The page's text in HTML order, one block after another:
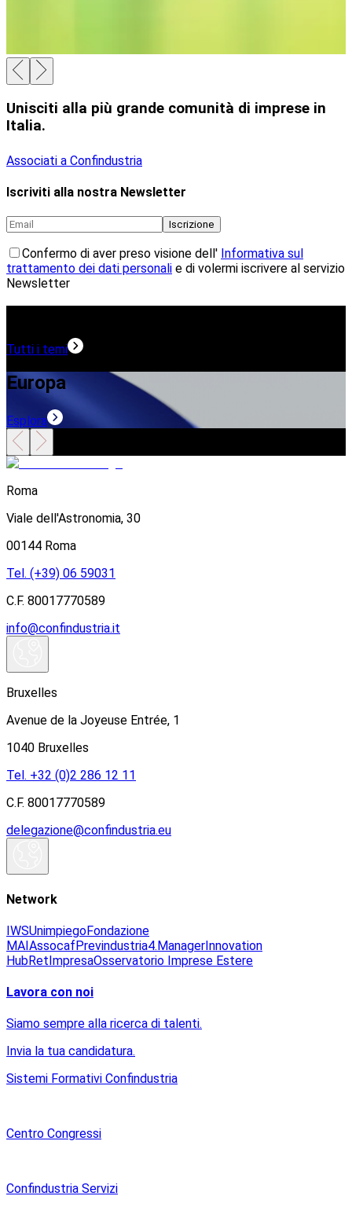
Unisciti alla più grande comunità di imprese in
Italia.
Associati a Confindustria
Iscriviti alla nostra Newsletter
Iscrizione
Confermo di aver preso visione dell' Informativa sul
trattamento dei dati personali e di volermi iscrivere al servizio
Newsletter
Tutti i temi
Europa
Esplora
Roma
Viale dell'Astronomia, 30
00144 Roma
Tel. (+39) 06 59031
C.F. 80017770589
info@confindustria.it
Bruxelles
Avenue de la Joyeuse Entrée, 1
1040 Bruxelles
Tel. +32 (0)2 286 12 11
C.F. 80017770589
delegazione@confindustria.eu
Network
IWSUnimpiegoFondazione
MAIAssocafPrevindustria4.ManagerInnovation
HubRetImpresaOsservatorio Imprese Estere
Lavora con noi
Siamo sempre alla ricerca di talenti.
Invia la tua candidatura.
Sistemi Formativi Confindustria
Centro Congressi
Confindustria Servizi